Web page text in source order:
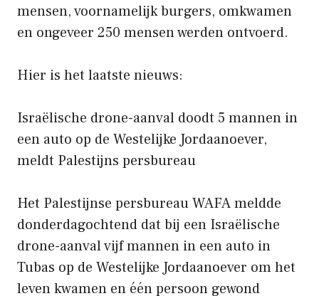
mensen, voornamelijk burgers, omkwamen
en ongeveer 250 mensen werden ontvoerd.
Hier is het laatste nieuws:
Israëlische drone-aanval doodt 5 mannen in
een auto op de Westelijke Jordaanoever,
meldt Palestijns persbureau
Het Palestijnse persbureau WAFA meldde
donderdagochtend dat bij een Israëlische
drone-aanval vijf mannen in een auto in
Tubas op de Westelijke Jordaanoever om het
leven kwamen en één persoon gewond